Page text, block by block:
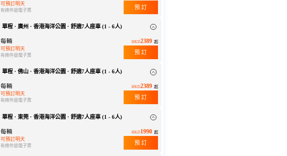
可預訂明天
有條件退電子票
預 訂
單程 · 廣州 · 香港海洋公園 · 舒適7人座車 (1 - 6人)
每輛 HKD2389 起
可預訂明天
有條件退電子票
預 訂
單程 · 佛山 · 香港海洋公園 · 舒適7人座車 (1 - 6人)
每輛 HKD2389 起
可預訂明天
有條件退電子票
預 訂
單程 · 東莞 · 香港海洋公園 · 舒適7人座車 (1 - 6人)
每輛 HKD1990 起
可預訂明天
有條件退電子票
預 訂